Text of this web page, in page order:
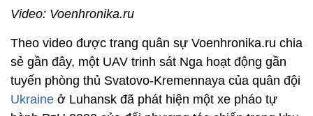
Video: Voenhronika.ru
Theo video được trang quân sự Voenhronika.ru chia
sẻ gần đây, một UAV trinh sát Nga hoạt động gần
tuyến phòng thủ Svatovo-Kremennaya của quân đội
Ukraine ở Luhansk đã phát hiện một xe pháo tự